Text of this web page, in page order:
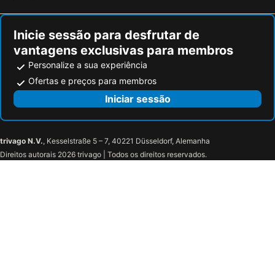
Inicie sessão para desfrutar de
vantagens exclusivas para membros
Personalize a sua experiência
Ofertas e preços para membros
Iniciar sessão
trivago N.V., Kesselstraße 5 – 7, 40221 Düsseldorf, Alemanha
Direitos autorais 2026 trivago | Todos os direitos reservados.